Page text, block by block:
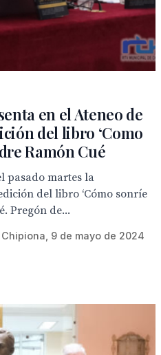
en el Ateneo de
del libro ‘Como
Ramón Cué
pasado martes la
del libro ‘Cómo sonríe
Pregón de...
9 de mayo de 2024